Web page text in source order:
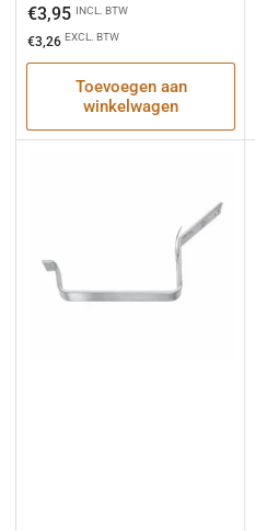
Normale
prijs
€3,95 INCL. BTW
€3,26 EXCL. BTW
Toevoegen aan
winkelwagen